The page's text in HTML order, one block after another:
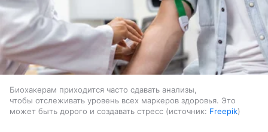
Биохакерам приходится часто сдавать анализы,
чтобы отслеживать уровень всех маркеров здоровья. Это
может быть дорого и создавать стресс
источник: Freepik